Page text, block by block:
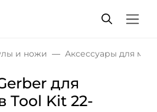
и ножи Аксессуары для
для
Tool Kit 22-